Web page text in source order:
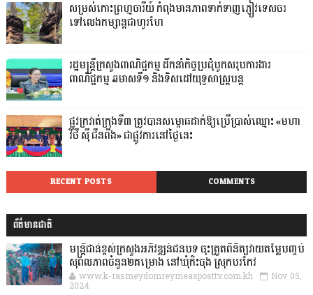
សម្រស់កោះព្រហ្មចារីយ៍ កំពុងមានភាពទាក់ទាញភ្ញៀវទេសចរ
ទៅលេងកម្សាន្តជាហូរហែ
រដ្ឋមន្ត្រីក្រសួងពាណិជ្ជកម្ម ដឹកនាំកិច្ចប្រជុំបូកសរុបការងារ
ពាណិជ្ជកម្ម ឆមាសទី១ និងទិសដៅយុទ្ធសាស្រ្តបន្ត
ផ្លូវក្រវាត់ក្រុងទី៣ ត្រូវបានសម្ពោធដាក់ឱ្យប្រើប្រាស់ឈ្មោះ «មហា
វិថី ស៊ី ជីនពីង» ជាផ្លូវការនៅថ្ងៃនេះ
RECENT POSTS COMMENTS
ព័ត៌មានជាតិ
មន្ត្រីជាន់ខ្ពស់ក្រសួងអភិវឌ្ឍន៍ជនបទ ចុះត្រួតពិនិត្យវាយតម្លៃបញ្ចប់
សុពលភាពចំនួន២គម្រោង នៅឃុំកិះចុង ស្រុកបរកែវ
www.k-rasmeydomreymeasposttv.com.kh Nov 05,
2024